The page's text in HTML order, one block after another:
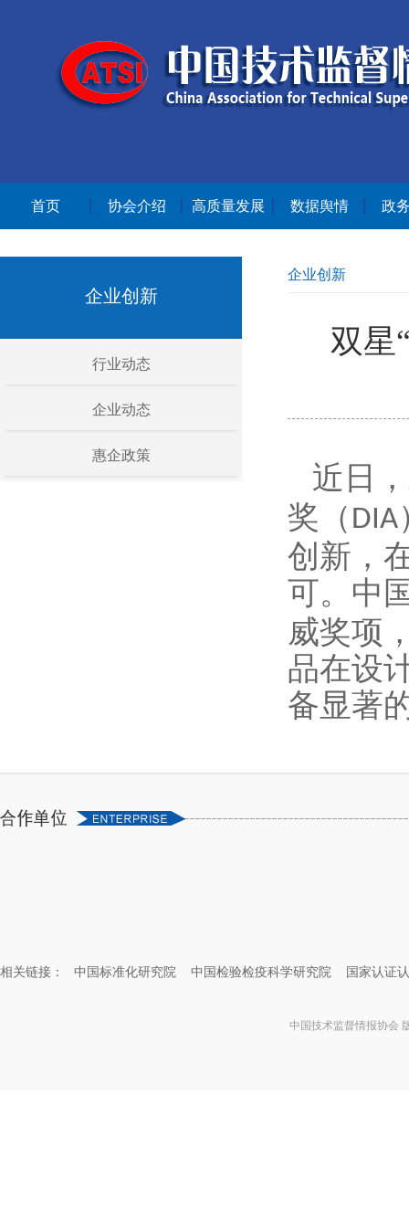
首页 协会介绍 高质量发展 数据舆情 政
企业创新
行业动态
企业动态
惠企政策
企业创新
双星
近日
奖（ DIA
创新，
可。中
威奖项
品在设
备显著
相关链接： 中国标准化研究院 中国检验检疫科学研究院 国家认证
中国技术监督情报协会